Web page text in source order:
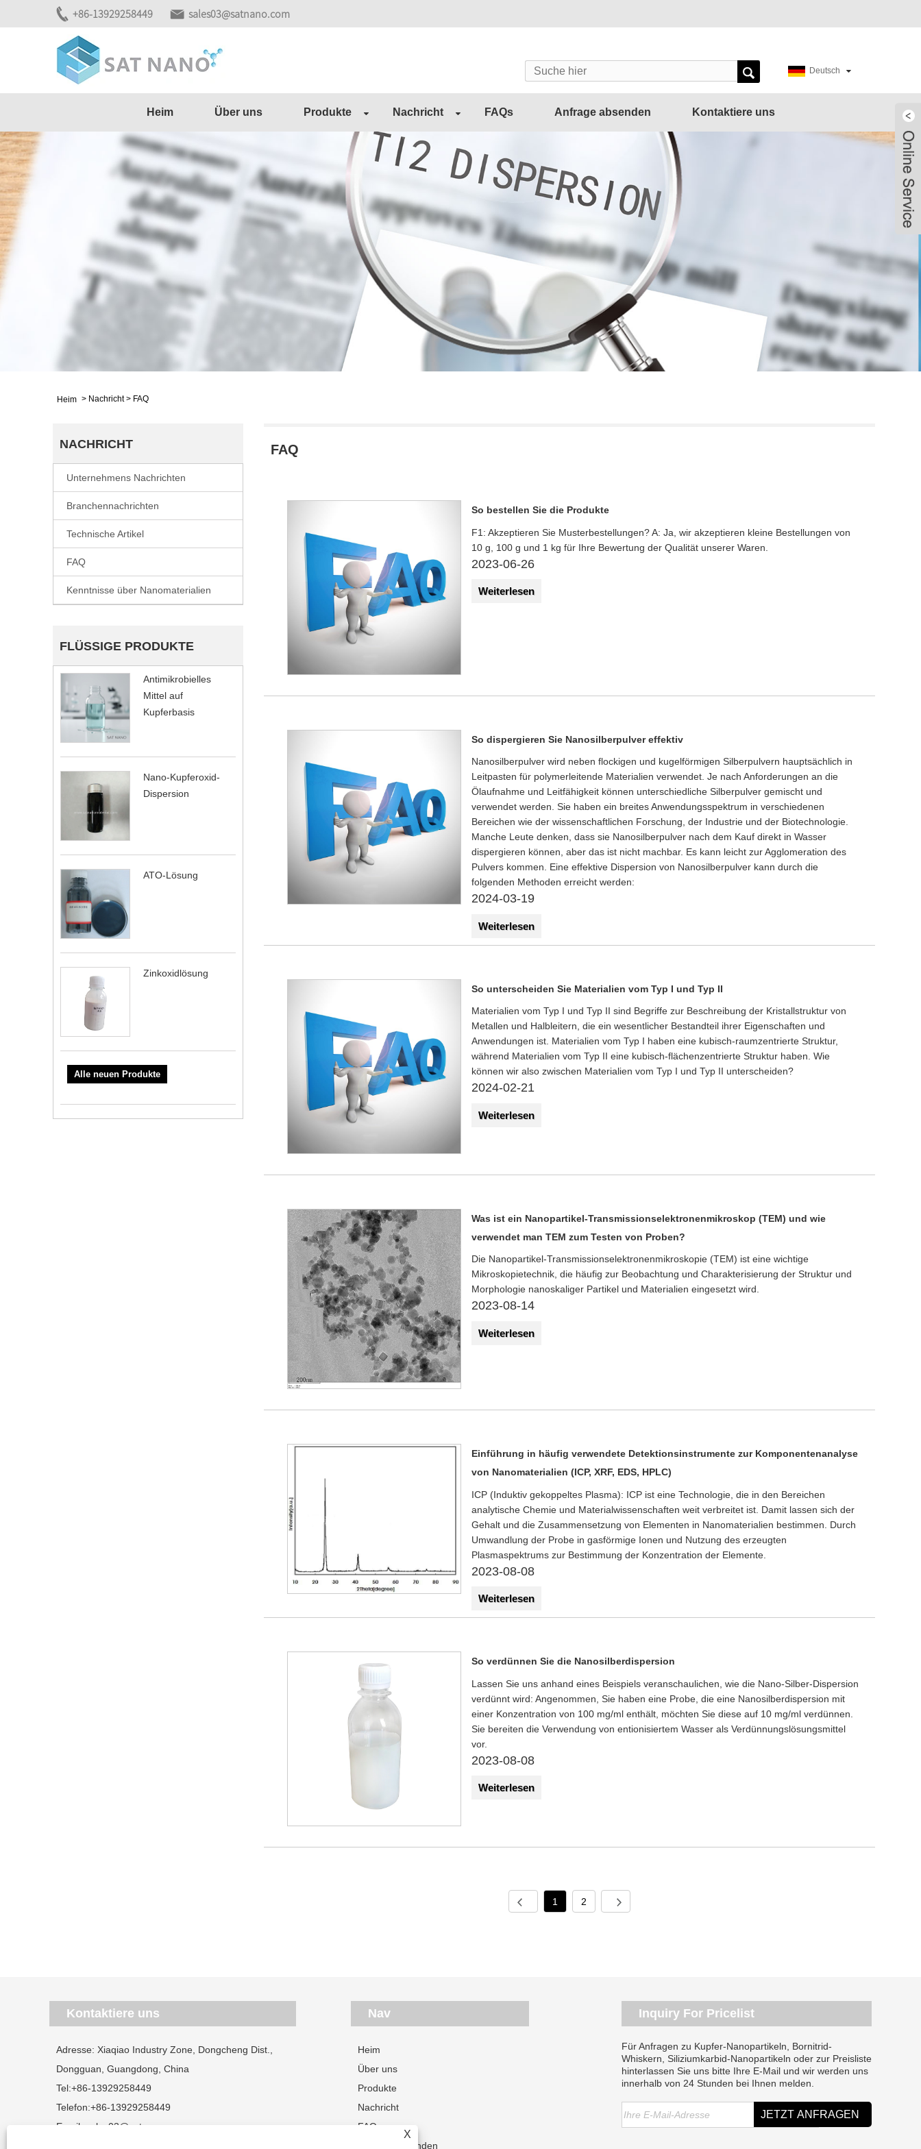
+86-13929258449 sales03@satnano.com
Deutsch
Heim Über uns Produkte Nachricht FAQs Anfrage absenden Kontaktiere uns
Heim > Nachricht > FAQ
NACHRICHT
Unternehmens Nachrichten
Branchennachrichten
Technische Artikel
FAQ
Kenntnisse über Nanomaterialien
FLÜSSIGE PRODUKTE
Antimikrobielles
Mittel auf
Kupferbasis
Nano-Kupferoxid-
Dispersion
ATO-Lösung
Zinkoxidlösung
Alle neuen Produkte
FAQ
So bestellen Sie die Produkte
F1: Akzeptieren Sie Musterbestellungen? A: Ja, wir akzeptieren kleine Bestellungen von
10 g, 100 g und 1 kg für Ihre Bewertung der Qualität unserer Waren.
2023-06-26
Weiterlesen
So dispergieren Sie Nanosilberpulver effektiv
Nanosilberpulver wird neben flockigen und kugelförmigen Silberpulvern hauptsächlich in
Leitpasten für polymerleitende Materialien verwendet. Je nach Anforderungen an die
Ölaufnahme und Leitfähigkeit können unterschiedliche Silberpulver gemischt und
verwendet werden. Sie haben ein breites Anwendungsspektrum in verschiedenen
Bereichen wie der wissenschaftlichen Forschung, der Industrie und der Biotechnologie.
Manche Leute denken, dass sie Nanosilberpulver nach dem Kauf direkt in Wasser
dispergieren können, aber das ist nicht machbar. Es kann leicht zur Agglomeration des
Pulvers kommen. Eine effektive Dispersion von Nanosilberpulver kann durch die
folgenden Methoden erreicht werden:
2024-03-19
Weiterlesen
So unterscheiden Sie Materialien vom Typ I und Typ II
​Materialien vom Typ I und Typ II sind Begriffe zur Beschreibung der Kristallstruktur von
Metallen und Halbleitern, die ein wesentlicher Bestandteil ihrer Eigenschaften und
Anwendungen ist. Materialien vom Typ I haben eine kubisch-raumzentrierte Struktur,
während Materialien vom Typ II eine kubisch-flächenzentrierte Struktur haben. Wie
können wir also zwischen Materialien vom Typ I und Typ II unterscheiden?
2024-02-21
Weiterlesen
Was ist ein Nanopartikel-Transmissionselektronenmikroskop (TEM) und wie
verwendet man TEM zum Testen von Proben?
Die Nanopartikel-Transmissionselektronenmikroskopie (TEM) ist eine wichtige
Mikroskopietechnik, die häufig zur Beobachtung und Charakterisierung der Struktur und
Morphologie nanoskaliger Partikel und Materialien eingesetzt wird.
2023-08-14
Weiterlesen
Einführung in häufig verwendete Detektionsinstrumente zur Komponentenanalyse
von Nanomaterialien (ICP, XRF, EDS, HPLC)
ICP (Induktiv gekoppeltes Plasma): ICP ist eine Technologie, die in den Bereichen
analytische Chemie und Materialwissenschaften weit verbreitet ist. Damit lassen sich der
Gehalt und die Zusammensetzung von Elementen in Nanomaterialien bestimmen. Durch
Umwandlung der Probe in gasförmige Ionen und Nutzung des erzeugten
Plasmaspektrums zur Bestimmung der Konzentration der Elemente.
2023-08-08
Weiterlesen
So verdünnen Sie die Nanosilberdispersion
Lassen Sie uns anhand eines Beispiels veranschaulichen, wie die Nano-Silber-Dispersion
verdünnt wird: Angenommen, Sie haben eine Probe, die eine Nanosilberdispersion mit
einer Konzentration von 100 mg/ml enthält, möchten Sie diese auf 10 mg/ml verdünnen.
Sie bereiten die Verwendung von entionisiertem Wasser als Verdünnungslösungsmittel
vor.
2023-08-08
Weiterlesen
1 2
Kontaktiere uns
Adresse: Xiaqiao Industry Zone, Dongcheng Dist.,
Dongguan, Guangdong, China
Tel:+86-13929258449
Telefon:+86-13929258449
Email:
sales03@satnano.com
Nav
Heim
Über uns
Produkte
Nachricht
FAQs
Anfrage absenden
Inquiry For Pricelist
Für Anfragen zu Kupfer-Nanopartikeln, Bornitrid-
Whiskern, Siliziumkarbid-Nanopartikeln oder zur Preisliste
hinterlassen Sie uns bitte Ihre E-Mail und wir werden uns
innerhalb von 24 Stunden bei Ihnen melden.
X